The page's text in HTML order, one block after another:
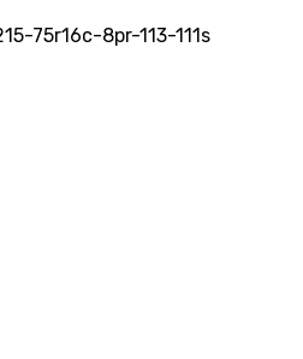
75r16c-8pr-113-111s